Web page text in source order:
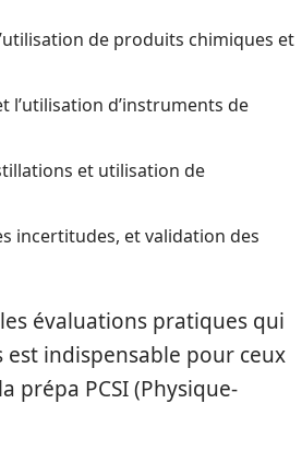
de produits chimiques et
l’utilisation d’instruments de
et utilisation de
incertitudes, et validation des
évaluations pratiques qui
indispensable pour ceux
prépa PCSI (Physique-